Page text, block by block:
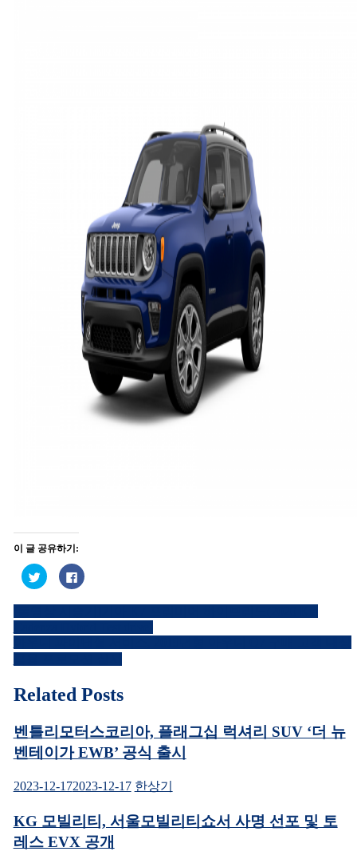
이 글 공유하기:
트
위
로
유
하
(새
에
림)
페
이
북
공
유
려
클
하
세
창
에
서
열
글
내
비
게
션
Related Posts
벤틀리모터스코리아, 플래그십 럭셔리 SUV ‘더 뉴
벤테이가 EWB’ 공식 출시
2023-12-172023-12-17 한상기
KG 모빌리티, 서울모빌리티쇼서 사명 선포 및 토
레스 EVX 공개